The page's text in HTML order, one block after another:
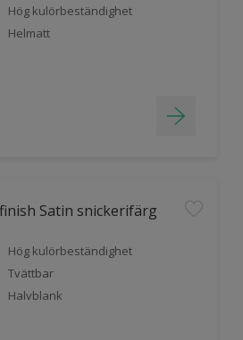
Hög kulörbeständighet
Helmatt
Satin snickerifärg
Hög kulörbeständighet
Tvättbar
Halvblank